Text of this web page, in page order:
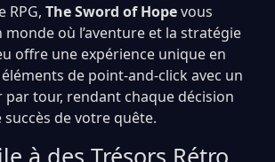
RPG, The Sword of Hopevous
où l’aventure et la stratégie
offre une expérience unique en
de point-and-click avec un
tour, rendant chaque décision
de votre quête.
à des Trésors Rétro